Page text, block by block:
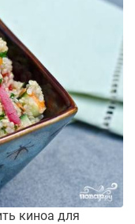
киноа для